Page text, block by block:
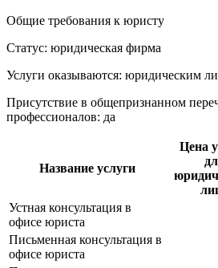
Общие требования к юристу
Статус: юридическая фирма
Услуги оказываются: юридическим
Присутствие в общепризнанном
профессионалов: да
Название услуги
Цена
Устная консультация в
офисе юриста
Письменная консультация в
офисе юриста